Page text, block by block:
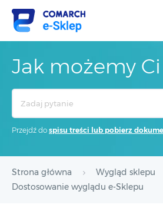
Jak możemy
Przejdź do spisu treści lub pobierz
Strona główna
Wygląd sklepu
Dostosowanie wyglądu e-Sklepu